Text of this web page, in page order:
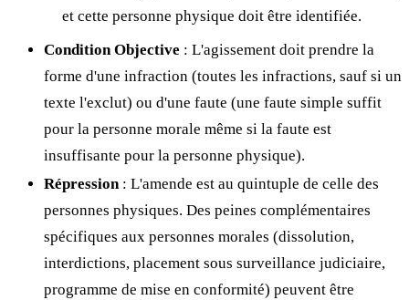
et cette personne physique doit être identifiée.
Condition Objective : L'agissement doit prendre la
forme d'une infraction (toutes les infractions, sauf si un
texte l'exclut) ou d'une faute (une faute simple suffit
pour la personne morale même si la faute est
insuffisante pour la personne physique).
Répression: L'amende est au quintuple de celle des
personnes physiques. Des peines complémentaires
spécifiques aux personnes morales (dissolution,
interdictions, placement sous surveillance judiciaire,
programme de mise en conformité) peuvent être